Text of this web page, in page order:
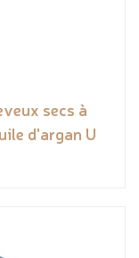
secs à
d'argan U